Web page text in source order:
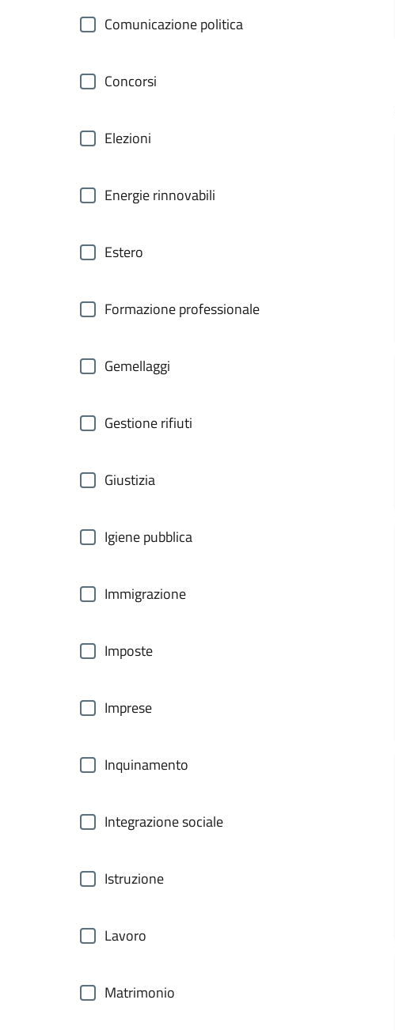
Comunicazione politica
Concorsi
Elezioni
Energie rinnovabili
Estero
Formazione professionale
Gemellaggi
Gestione rifiuti
Giustizia
Igiene pubblica
Immigrazione
Imposte
Imprese
Inquinamento
Integrazione sociale
Istruzione
Lavoro
Matrimonio